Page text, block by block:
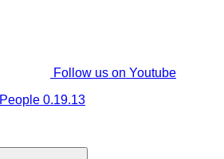
Follow us on Youtube
People 0.19.13